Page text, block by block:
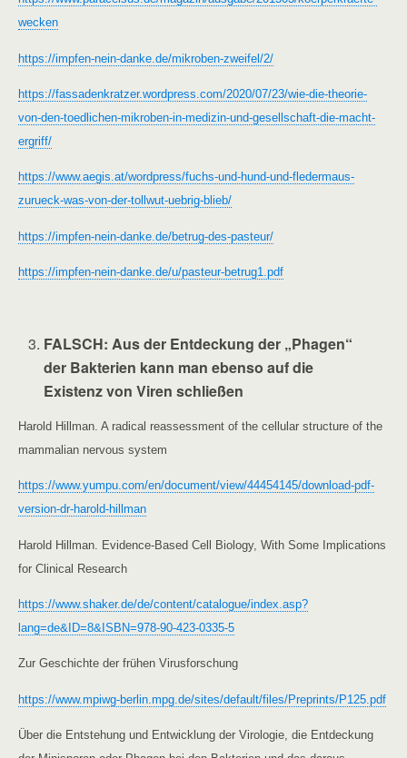
wecken
https://impfen-nein-danke.de/mikroben-zweifel/2/
https://fassadenkratzer.wordpress.com/2020/07/23/wie-die-theorie-
von-den-toedlichen-mikroben-in-medizin-und-gesellschaft-die-macht-
ergriff/
https://www.aegis.at/wordpress/fuchs-und-hund-und-fledermaus-
zurueck-was-von-der-tollwut-uebrig-blieb/
https://impfen-nein-danke.de/betrug-des-pasteur/
https://impfen-nein-danke.de/u/pasteur-betrug1.pdf
FALSCH: Aus der Entdeckung der „Phagen“
der Bakterien kann man ebenso auf die
Existenz von Viren schließen
Harold Hillman. A radical reassessment of the cellular structure of the
mammalian nervous system
https://www.yumpu.com/en/document/view/44454145/download-pdf-
version-dr-harold-hillman
Harold Hillman. Evidence-Based Cell Biology, With Some Implications
for Clinical Research
https://www.shaker.de/de/content/catalogue/index.asp?
lang=de&ID=8&ISBN=978-90-423-0335-5
Zur Geschichte der frühen Virusforschung
https://www.mpiwg-berlin.mpg.de/sites/default/files/Preprints/P125.pdf
Über die Entstehung und Entwicklung der Virologie, die Entdeckung